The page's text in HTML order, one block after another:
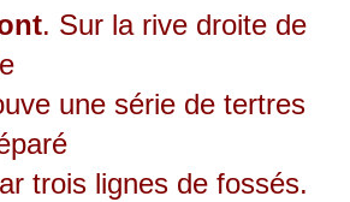
. Sur la rive droite de
une série de tertres
trois lignes de fossés.